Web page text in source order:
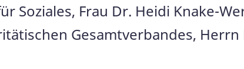
Soziales, Frau Dr. Heidi Knake-
Gesamtverbandes, Herrn